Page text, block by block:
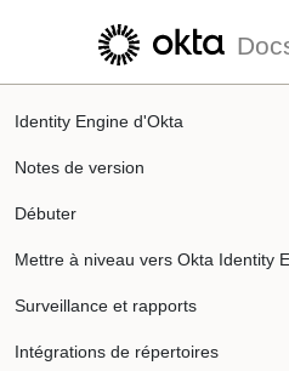
Passer au contenu principal
Identity Engine d'Okta
Notes de version
Débuter
Mettre à niveau vers Okta Identity
Surveillance et rapports
Intégrations de répertoires